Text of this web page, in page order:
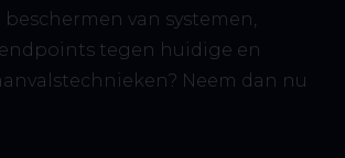
van systemen,
tegen huidige en
Neem dan nu